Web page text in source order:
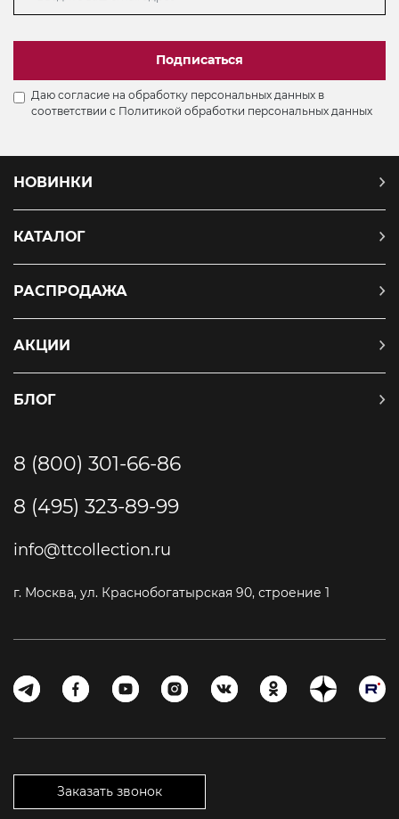
Подписаться
Даю согласие на обработку персональных данных в
соответствии с Политикой обработки персональных данных
НОВИНКИ
КАТАЛОГ
РАСПРОДАЖА
АКЦИИ
БЛОГ
8 (800) 301-66-86
8 (495) 323-89-99
info@ttcollection.ru
г. Москва, ул. Краснобогатырская 90, строение 1
Заказать звонок